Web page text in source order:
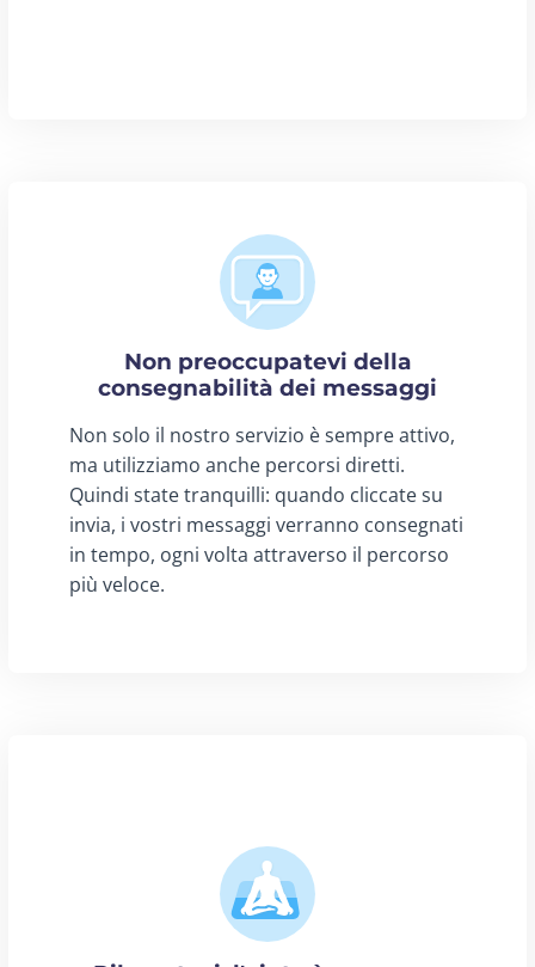
Non preoccupatevi della
consegnabilità dei messaggi
Non solo il nostro servizio è sempre attivo,
ma utilizziamo anche percorsi diretti.
Quindi state tranquilli: quando cliccate su
invia, i vostri messaggi verranno consegnati
in tempo, ogni volta attraverso il percorso
più veloce.